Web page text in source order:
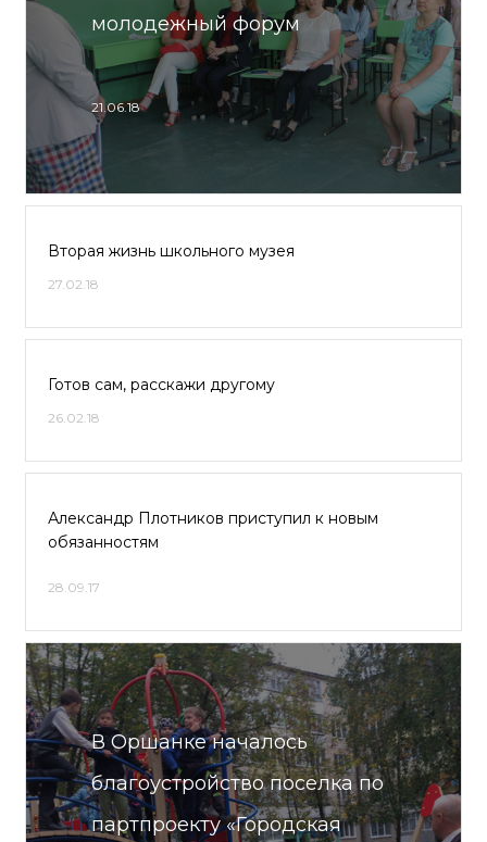
молодежный форум
21.06.18
Вторая жизнь школьного музея
27.02.18
Готов сам, расскажи другому
26.02.18
Александр Плотников приступил к новым
обязанностям
28.09.17
В Оршанке началось
благоустройство поселка по
партпроекту «Городская